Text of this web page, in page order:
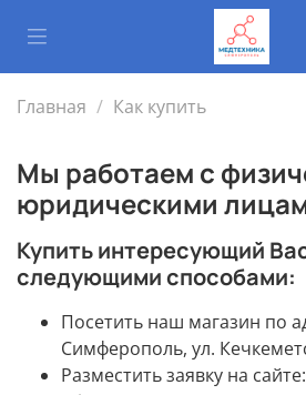
Главная Как купить
Мы работаем с
юридическими
Купить интересующий
следующими способами:
Посетить наш магазин по
Симферополь, ул.
Разместить заявку на сайте: